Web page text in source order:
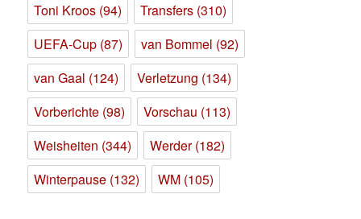
Toni Kroos (94) Transfers (310)
UEFA-Cup (87) van Bommel (92)
van Gaal (124) Verletzung (134)
Vorberichte (98) Vorschau (113)
Weisheiten (344) Werder(182)
Winterpause (132) WM (105)